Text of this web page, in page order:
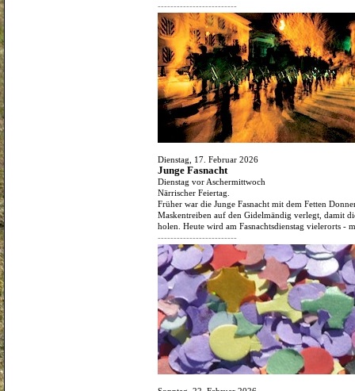
-------------------------
Dienstag, 17. Februar 2026
Junge Fasnacht
Dienstag vor Aschermittwoch
Närrischer Feiertag.
Früher war die Junge Fasnacht mit dem Fetten
Maskentreiben auf den Gidelmändig verlegt, damit
holen. Heute wird am Fasnachtsdienstag vielerorts -
-------------------------